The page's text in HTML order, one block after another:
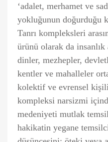
‘adalet, merhamet ve
yokluğunun doğurduğu
Tanrı kompleksleri
ürünü olarak da insanlık
dinler, mezhepler,
kentler ve mahalleler
kolektif ve evrensel
kompleksi narsizmi
medeniyeti mutlak
hakikatin yegane